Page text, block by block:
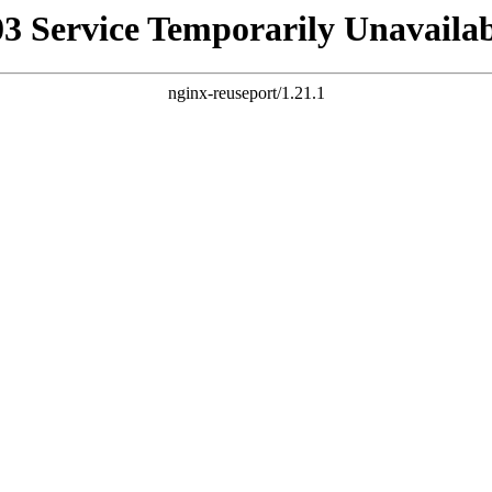
Service Temporarily
nginx-reuseport/1.21.1